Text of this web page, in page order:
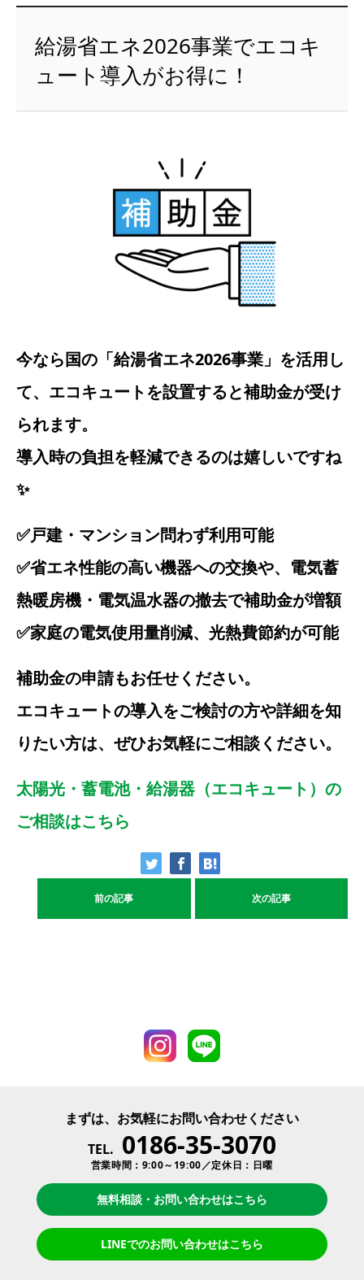
給湯省エネ2026事業でエコキ
ュート導入がお得に！
今なら国の「給湯省エネ2026事業」を活用し
て、エコキュートを設置すると補助金が受け
られます。
導入時の負担を軽減できるのは嬉しいですね
✨
✅戸建・マンション問わず利用可能
✅省エネ性能の高い機器への交換や、電気蓄
熱暖房機・電気温水器の撤去で補助金が増額
✅家庭の電気使用量削減、光熱費節約が可能
補助金の申請もお任せください。
エコキュートの導入をご検討の方や詳細を知
りたい方は、ぜひお気軽にご相談ください。
太陽光・蓄電池・給湯器（エコキュート）の
ご相談はこちら
前の記事 次の記事
まずは、お気軽にお問い合わせください
TEL. 0186-35-3070
営業時間：9:00～19:00／定休日：日曜
無料相談・お問い合わせはこちら
LINEでのお問い合わせはこちら